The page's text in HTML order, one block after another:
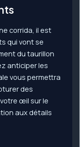
corrida, il est
qui vont se
du taurillon
anticiper les
vous permettra
des
œil sur le
aux détails